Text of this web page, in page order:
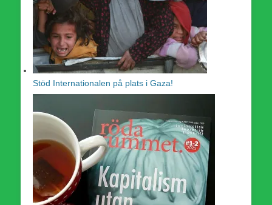
Stöd Internationalen på plats i Gaza!